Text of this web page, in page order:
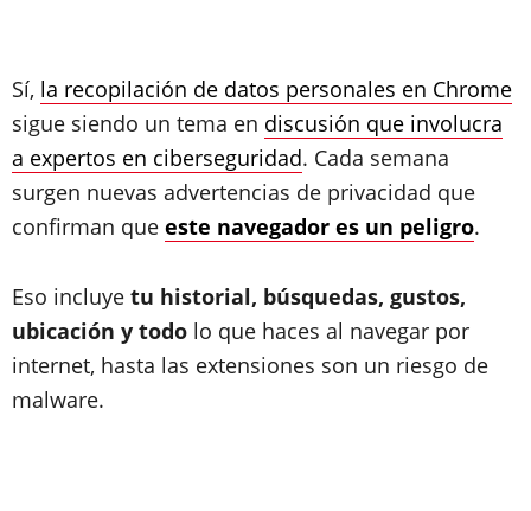
Sí, la recopilación de datos personales en Chrome
sigue siendo un tema en discusión que involucra
a expertos en ciberseguridad. Cada semana
surgen nuevas advertencias de privacidad que
confirman que este navegador es un peligro.
Eso incluye tu historial, búsquedas, gustos,
ubicación y todo lo que haces al navegar por
internet, hasta las extensiones son un riesgo de
malware.